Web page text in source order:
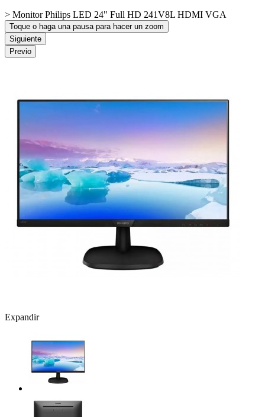
> Monitor Philips LED 24" Full HD 241V8L HDMI VGA
Toque o haga una pausa para hacer un zoom
Siguiente
Previo
Expandir